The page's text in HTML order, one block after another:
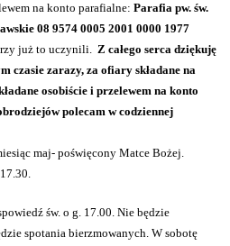
na konto parafialne: Parafia pw. św.
08 9574 0005 2001 0000 1977
już to uczynili. Z całego serca dziękuję
czasie zarazy, za ofiary składane na
osobiście i przelewem na konto
polecam w codziennej
maj- poświęcony Matce Bożej.
św. o g. 17.00. Nie będzie
spotania bierzmowanych. W sobotę